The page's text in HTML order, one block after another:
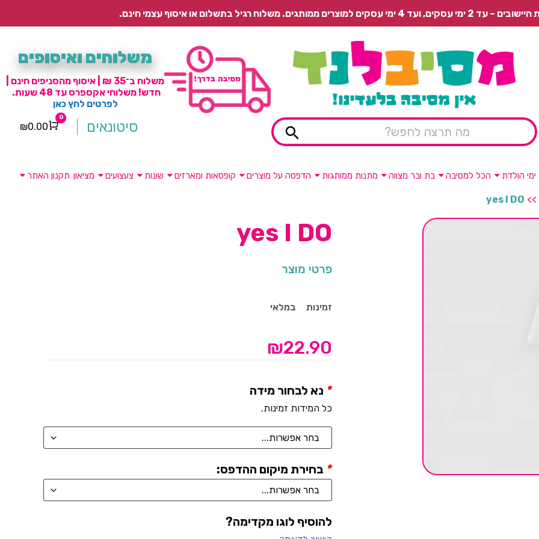
רגיל בתשלום או איסוף עצמי חינם.
משלוחים ואיסופים
משלוח ב־35 ₪ | איסוף מהסניפים חינם |
חדש! משלוחי אקספרס עד 48 שעות.
לפרטים לחץ כאן
סיטונאים Cart
0
₪0.00
ימי הולדת הכל למסיבה בת ובר מצווה מתנות ממותגות הדפסה על מוצרים קופסאות ומארזים שונות צעצועים מציאון תקנון האתר
>>
yes I DO
yes I DO
פרטי מוצר
זמינות במלאי
₪22.90
נא לבחור מידה *
כל המידות זמינות.
בחירת מיקום ההדפס: *
להוסיף לוגו מקדימה?